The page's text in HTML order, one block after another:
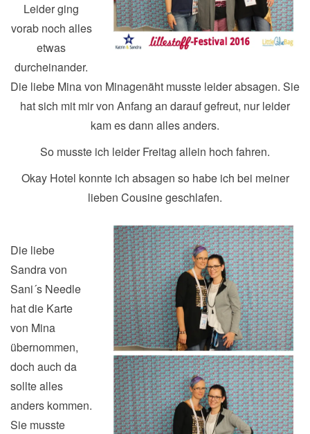
Leider ging
vorab noch alles
etwas
durcheinander.
Die liebe Mina von Minagenäht musste leider absagen. Sie
hat sich mit mir von Anfang an darauf gefreut, nur leider
kam es dann alles anders.
So musste ich leider Freitag allein hoch fahren.
Okay Hotel konnte ich absagen so habe ich bei meiner
lieben Cousine geschlafen.
Die liebe
Sandra von
Sani´s Needle
hat die Karte
von Mina
übernommen,
doch auch da
sollte alles
anders kommen.
Sie musste